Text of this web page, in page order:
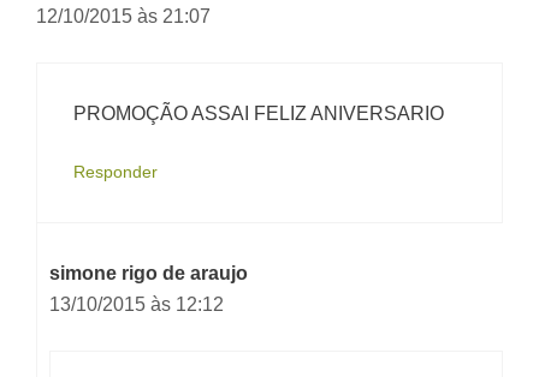
12/10/2015 às 21:07
PROMOÇÃO ASSAI FELIZ ANIVERSARIO
Responder
simone rigo de araujo
13/10/2015 às 12:12